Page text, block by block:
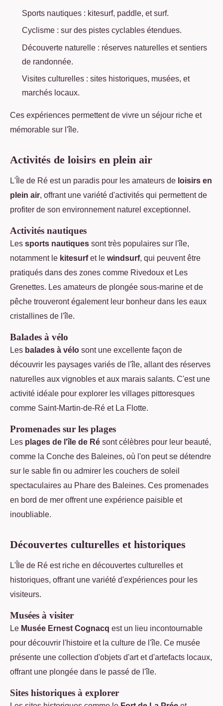
Sports nautiques : kitesurf, paddle, et surf.
Cyclisme : sur des pistes cyclables étendues.
Découverte naturelle : réserves naturelles et sentiers
de randonnée.
Visites culturelles : sites historiques, musées, et
marchés locaux.
Ces expériences permettent de vivre un séjour riche et
mémorable sur l'île.
Activités de loisirs en plein air
L'Île de Ré est un paradis pour les amateurs de loisirs en
plein air, offrant une variété d'activités qui permettent de
profiter de son environnement naturel exceptionnel.
Activités nautiques
Les sports nautiques sont très populaires sur l'île,
notamment le kitesurfet le windsurf, qui peuvent être
pratiqués dans des zones comme Rivedoux et Les
Grenettes. Les amateurs de plongée sous-marine et de
pêche trouveront également leur bonheur dans les eaux
cristallines de l'île.
Balades à vélo
Les balades à vélo sont une excellente façon de
découvrir les paysages variés de l'île, allant des réserves
naturelles aux vignobles et aux marais salants. C'est une
activité idéale pour explorer les villages pittoresques
comme Saint-Martin-de-Ré et La Flotte.
Promenades sur les plages
Les plages de l'île de Ré sont célèbres pour leur beauté,
comme la Conche des Baleines, où l'on peut se détendre
sur le sable fin ou admirer les couchers de soleil
spectaculaires au Phare des Baleines. Ces promenades
en bord de mer offrent une expérience paisible et
inoubliable.
Découvertes culturelles et historiques
L'Île de Ré est riche en découvertes culturelles et
historiques, offrant une variété d'expériences pour les
visiteurs.
Musées à visiter
Le Musée Ernest Cognacq est un lieu incontournable
pour découvrir l'histoire et la culture de l'île. Ce musée
présente une collection d'objets d'art et d'artefacts locaux,
offrant une plongée dans le passé de l'île.
Sites historiques à explorer